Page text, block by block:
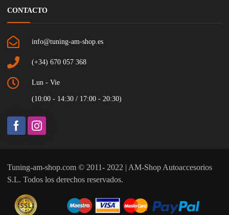
CONTACTO
info@tuning-am-shop.es
(+34) 670 057 368
Lun - Vie
(10:00 - 14:30 / 17:00 - 20:30)
Tuning-am-shop.com © 2011- 2022 | AM-Shop Autoaccesorios
S.L. Todos los derechos reservados.